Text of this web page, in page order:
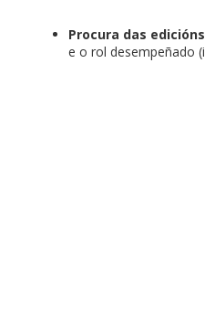
Procura das
e o rol desempeñado